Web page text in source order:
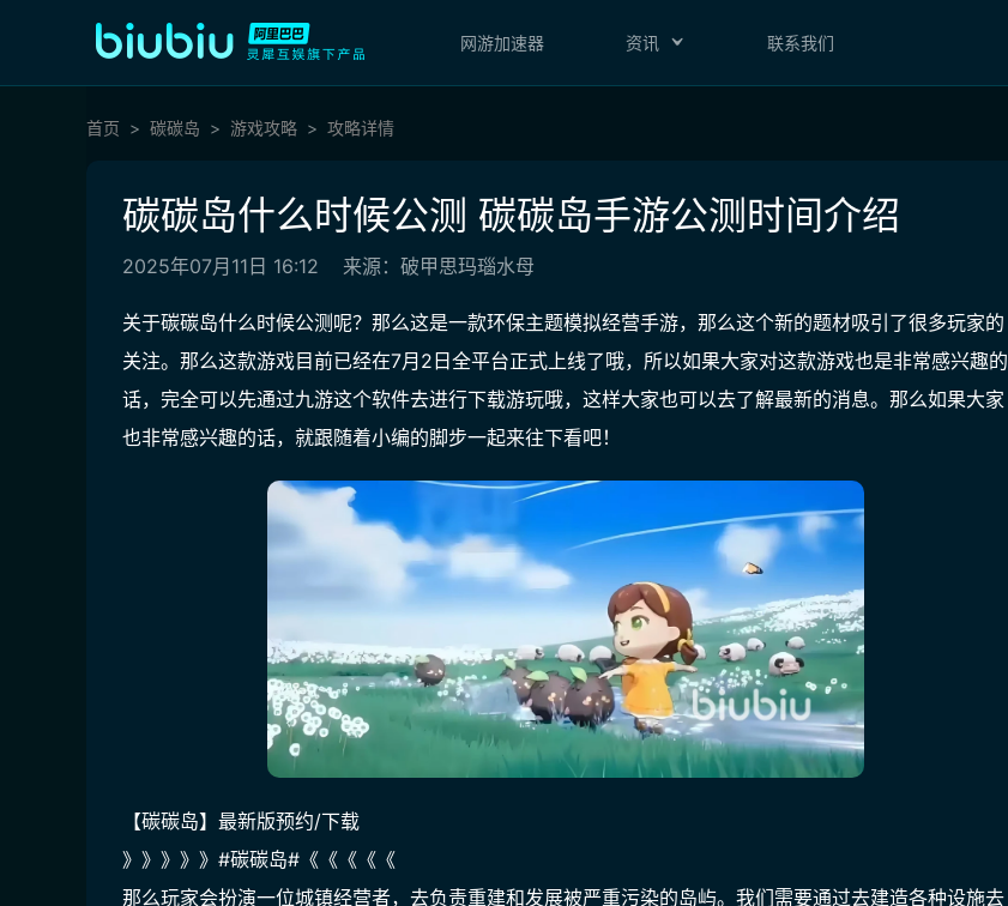
网游加速器 资讯 联系我们
首页 碳碳岛 游戏攻略 攻略详情
碳碳岛什么时候公测 碳碳岛手游公测时间介绍
2025年07月11日 16:12 来源：破甲思玛瑙水母
关于碳碳岛什么时候公测呢？那么这是一款环保主题模拟经营手游，那么这个新的题材吸引了很多玩家的
关注。那么这款游戏目前已经在7月2日全平台正式上线了哦，所以如果大家对这款游戏也是非常感兴趣的
话，完全可以先通过九游这个软件去进行下载游玩哦，这样大家也可以去了解最新的消息。那么如果大家
也非常感兴趣的话，就跟随着小编的脚步一起来往下看吧！
【碳碳岛】最新版预约/下载
》》》》》#碳碳岛#《《《《《
那么玩家会扮演一位城镇经营者，去负责重建和发展被严重污染的岛屿。我们需要通过去建造各种设施去